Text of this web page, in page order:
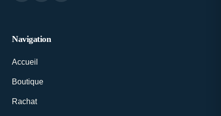
Navigation
Accueil
Boutique
Rachat